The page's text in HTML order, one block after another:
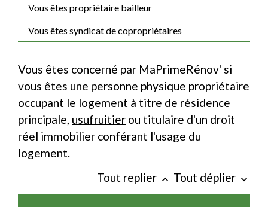
Vous êtes propriétaire bailleur
Vous êtes syndicat de copropriétaires
Vous êtes concerné par MaPrimeRénov' si
vous êtes une personne physique propriétaire
occupant le logement à titre de résidence
principale, usufruitier ou titulaire d'un droit
réel immobilier conférant l'usage du
logement.
Tout replier keyboard_arrow_up Tout déplier keyboard_arrow_down